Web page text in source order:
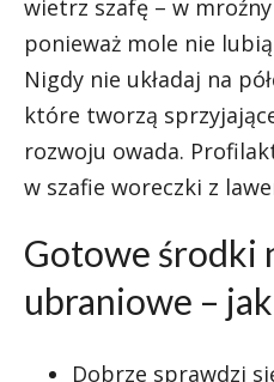
wietrz szafę – w
ponieważ mole nie
Nigdy nie układaj na
które tworzą
rozwoju owada.
w szafie woreczki z
Gotowe środki
ubraniowe –
Dobrze sprawdzi